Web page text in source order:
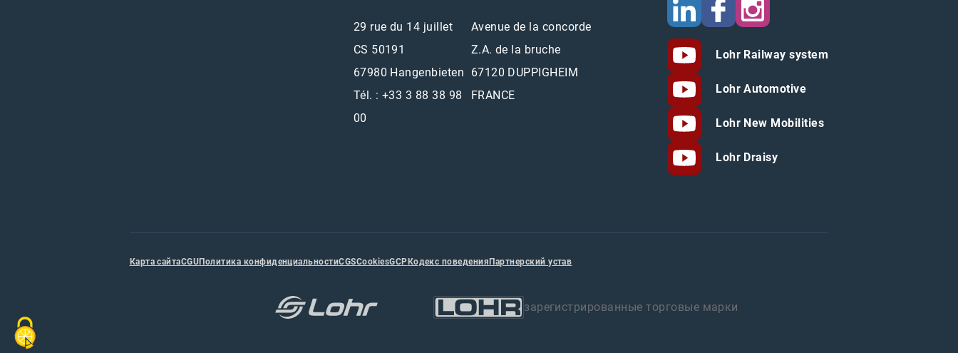
29 rue du 14 juillet
CS 50191
67980 Hangenbieten
Tél. : +33 3 88 38 98
00
Avenue de la concorde
Z.A. de la bruche
67120 DUPPIGHEIM
FRANCE
Lohr Railway system
Lohr Automotive
Lohr New Mobilities
Lohr Draisy
Карта сайтаCGUПолитика конфиденциальностиCGSCookiesGCPКодекс поведенияПартнерский устав
зарегистрированные торговые марки